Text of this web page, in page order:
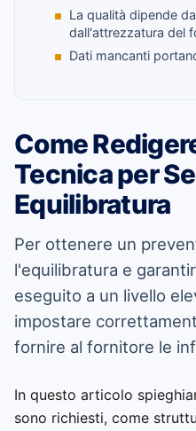
La qualità dipende
dall'attrezzatura del
Dati mancanti
Come
Tecnica per
Equilibratura
Per ottenere un
l'equilibratura e
eseguito a un livello
impostare
fornire al fornitore le
In questo articolo
sono richiesti, come